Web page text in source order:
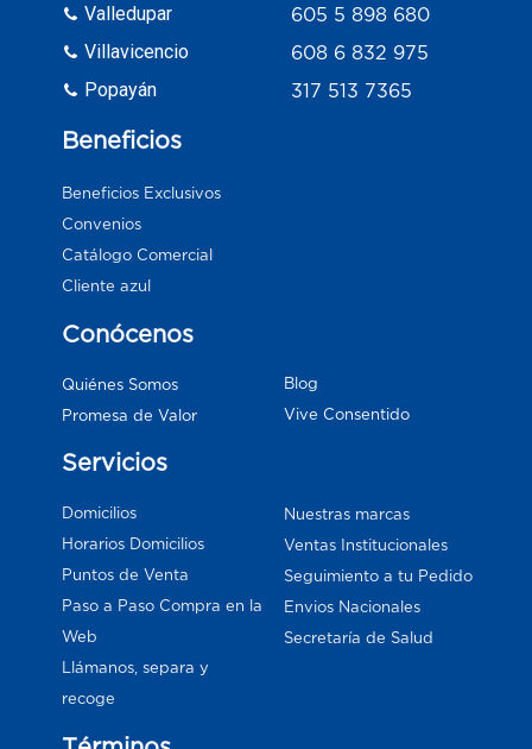
Valledupar
Villavicencio
Popayán
605 5 898 680
608 6 832 975
317 513 7365
Beneficios
Beneficios Exclusivos
Convenios
Catálogo Comercial
Cliente azul
Conócenos
Quiénes Somos
Promesa de Valor
Blog
Vive Consentido
Servicios
Domicilios
Horarios Domicilios
Puntos de Venta
Paso a Paso Compra en la
Web
Llámanos, separa y
recoge
Nuestras marcas
Ventas Institucionales
Seguimiento a tu Pedido
Envios Nacionales
Secretaría de Salud